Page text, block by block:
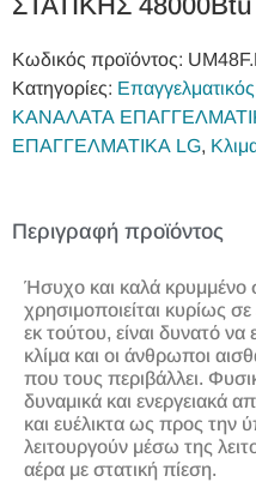
Κωδικός προϊόντος:
Κατηγορίες:
ΚΑΝΑΛΑΤΑ
ΕΠΑΓΓΕΛΜΑΤΙΚΑ LG,
Περιγραφή προϊόντος
Ήσυχο και καλά κρυμμένο
χρησιμοποιείται κυρίως
εκ τούτου, είναι δυνατό να
κλίμα και οι άνθρωποι
που τους περιβάλλει.
δυναμικά και ενεργειακά
και ευέλικτα ως προς την
λειτουργούν μέσω της
αέρα με στατική πίεση.